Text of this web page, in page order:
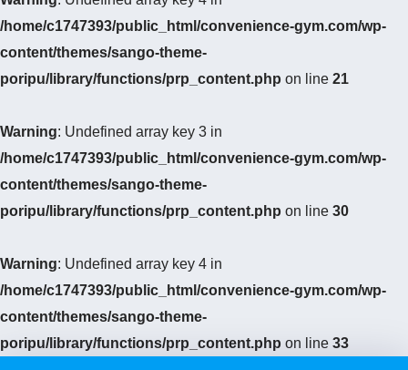
/home/c1747393/public_html/convenience-gym.com/wp-
content/themes/sango-theme-
poripu/library/functions/prp_content.php on line 21
Warning: Undefined array key 3 in
/home/c1747393/public_html/convenience-gym.com/wp-
content/themes/sango-theme-
poripu/library/functions/prp_content.php on line 30
Warning: Undefined array key 4 in
/home/c1747393/public_html/convenience-gym.com/wp-
content/themes/sango-theme-
poripu/library/functions/prp_content.php on line 33